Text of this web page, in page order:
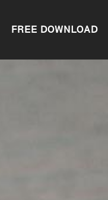
FREE DOWNLOAD